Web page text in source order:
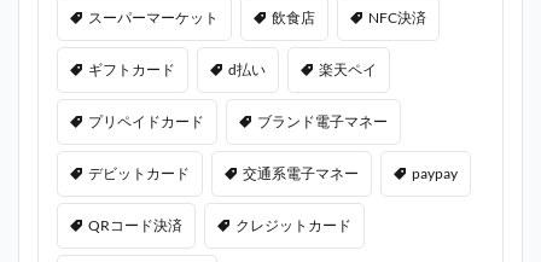
スーパーマーケット 飲食店 NFC決済
ギフトカード d払い 楽天ペイ
プリペイドカード ブランド電子マネー
デビットカード 交通系電子マネー paypay
QRコード決済 クレジットカード